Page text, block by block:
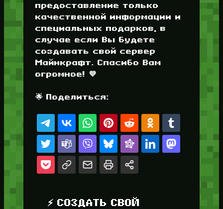
предоставление только
качественной информации и
специальных подарков, в
случае если Вы будете
создавать свой сервер
Майнкрафт. Спасибо Вам
огромное! 💜
🌟 Поделиться:
⚡ СОЗДАТЬ СВОЙ